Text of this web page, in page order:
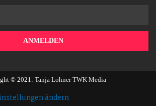
ANMELDEN
© 2021: Tanja Lohner TWK Media
ändern